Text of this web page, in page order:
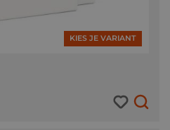
KIES JE VARIANT